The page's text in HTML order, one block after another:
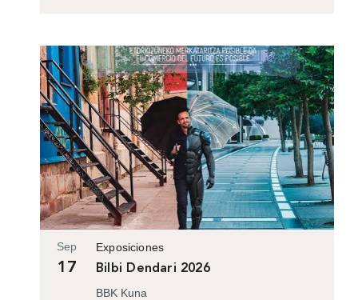
Exposiciones
Sep
17
Bilbi Dendari 2026
BBK Kuna